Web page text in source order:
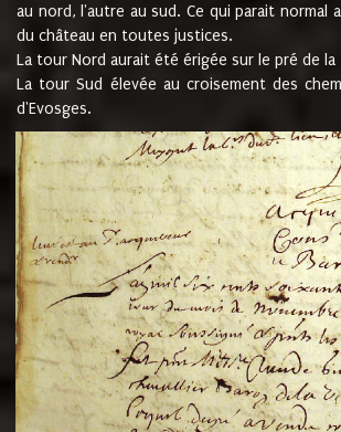
au nord, l'autre au sud. Ce qui parait normal
du château en toutes justices.
La tour Nord aurait été érigée sur le pré de la
La tour Sud élevée au croisement des
d'Evosges.